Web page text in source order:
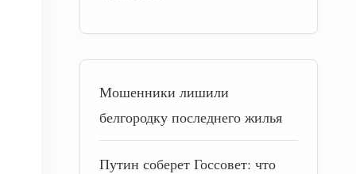
Мошенники лишили
белгородку последнего жилья
Путин соберет Госсовет: что